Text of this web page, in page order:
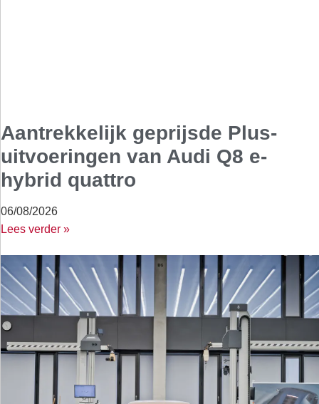
Aantrekkelijk geprijsde Plus-
uitvoeringen van Audi Q8 e-
hybrid quattro
06/08/2026
Lees verder »